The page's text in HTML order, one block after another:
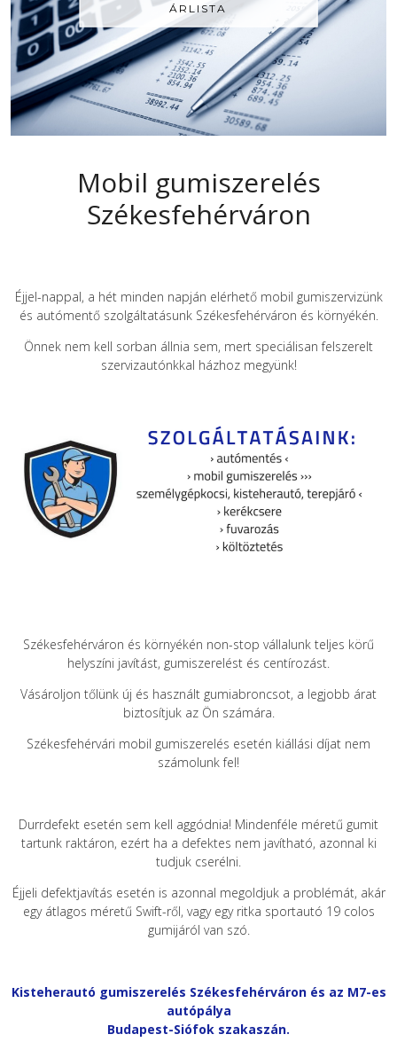
ÁRLISTA
Mobil gumiszerelés
Székesfehérváron
Éjjel-nappal, a hét minden napján elérhető mobil gumiszervizünk
és autómentő szolgáltatásunk Székesfehérváron és környékén.
Önnek nem kell sorban állnia sem, mert speciálisan felszerelt
szervizautónkkal házhoz megyünk!
Székesfehérváron és környékén non-stop vállalunk teljes körű
helyszíni javítást, gumiszerelést és centírozást.
Vásároljon tőlünk új és használt gumiabroncsot, a legjobb árat
biztosítjuk az Ön számára.
Székesfehérvári mobil gumiszerelés esetén kiállási díjat nem
számolunk fel!
Durrdefekt esetén sem kell aggódnia! Mindenféle méretű gumit
tartunk raktáron, ezért ha a defektes nem javítható, azonnal ki
tudjuk cserélni.
Éjjeli defektjavítás esetén is azonnal megoldjuk a problémát, akár
egy átlagos méretű Swift-ről, vagy egy ritka sportautó 19 colos
gumijáról van szó.
Kisteherautó gumiszerelés Székesfehérváron és az M7-es
autópálya
Budapest-Siófok szakaszán.